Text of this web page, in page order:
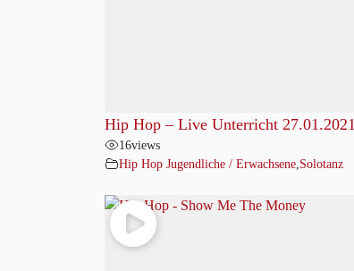
Hip Hop – Live Unterricht 27.01.2021
16views
Hip Hop Jugendliche / Erwachsene Solotanz